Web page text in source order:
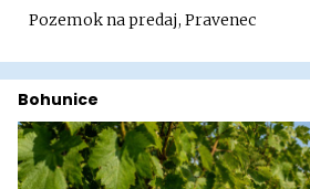
Pozemok na predaj, Pravenec
Bohunice